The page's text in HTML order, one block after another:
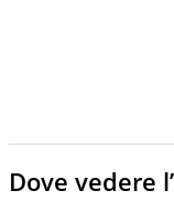
Dove vedere